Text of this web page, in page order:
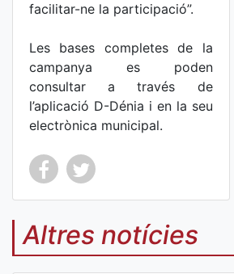
facilitar-ne la participació”.
Les bases completes de la
campanya es poden
consultar a través de
l’aplicació D-Dénia i en la seu
electrònica municipal.
Co
mp
art
Co
mp
art
Altres notícies